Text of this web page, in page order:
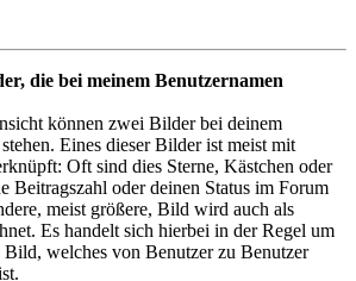
die bei meinem Benutzernamen
können zwei Bilder bei deinem
Eines dieser Bilder ist meist mit
Oft sind dies Sterne, Kästchen oder
Beitragszahl oder deinen Status im Forum
meist größere, Bild wird auch als
Es handelt sich hierbei in der Regel um
Bild, welches von Benutzer zu Benutzer